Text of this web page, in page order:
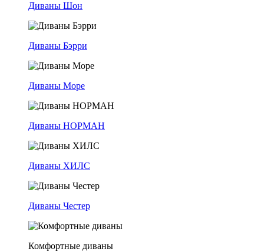
Диваны Шон
Диваны Бэрри
Диваны Море
Диваны НОРМАН
Диваны ХИЛС
Диваны Честер
Комфортные диваны